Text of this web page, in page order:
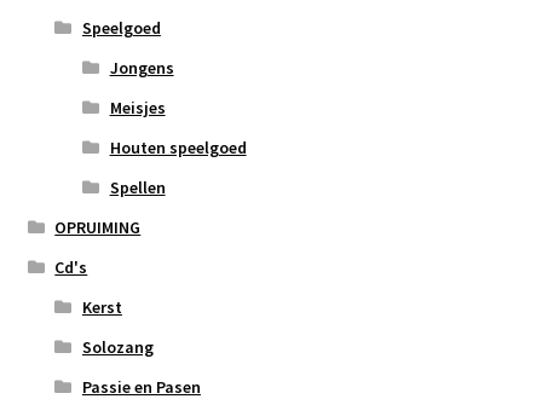
Speelgoed
Jongens
Meisjes
Houten speelgoed
Spellen
OPRUIMING
Cd's
Kerst
Solozang
Passie en Pasen